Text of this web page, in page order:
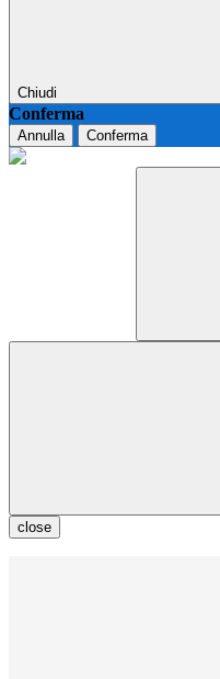
Chiudi
Conferma
Annulla Conferma
close